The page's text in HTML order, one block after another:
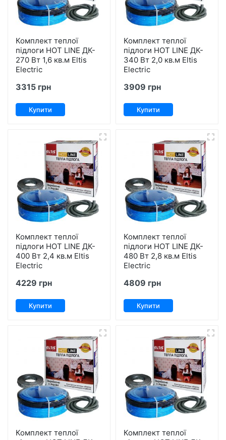
Комплект теплої
підлоги HOT LINE ДК-
270 Вт 1,6 кв.м Eltis
Electric
3315 грн
Купити
Комплект теплої
підлоги HOT LINE ДК-
340 Вт 2,0 кв.м Eltis
Electric
3909 грн
Купити
Комплект теплої
підлоги HOT LINE ДК-
400 Вт 2,4 кв.м Eltis
Electric
4229 грн
Купити
Комплект теплої
підлоги HOT LINE ДК-
480 Вт 2,8 кв.м Eltis
Electric
4809 грн
Купити
Комплект теплої
Комплект теплої